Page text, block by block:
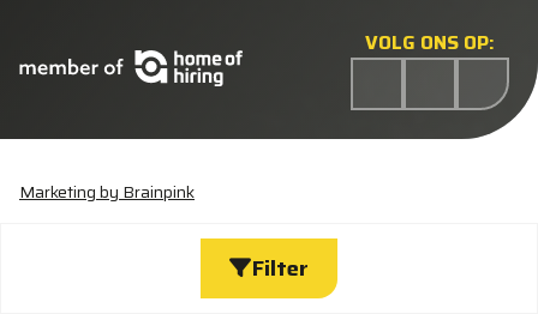
Filter
VOLG ONS OP:
Algemene voorwaarden
Privacyverklaring
Marketing by Brainpink